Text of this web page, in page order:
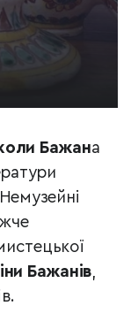
Бажана
Бажанів,